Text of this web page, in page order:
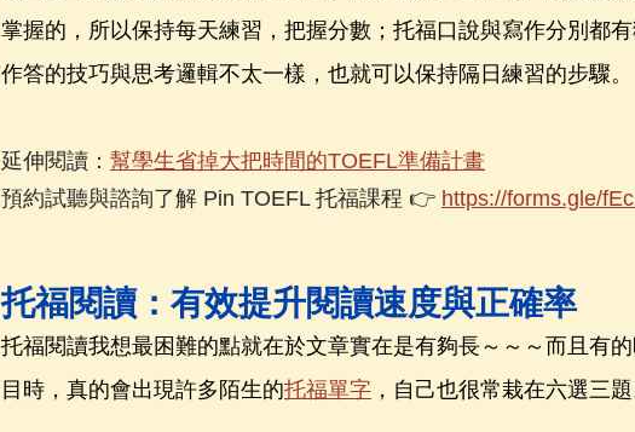
掌握的，所以保持每天練習，把握分數；托福口說與寫作分別都
作答的技巧與思考邏輯不太一樣，也就可以保持隔日練習的步驟。
延伸閱讀： 幫學生省掉大把時間的TOEFL準備計畫
預約試聽與諮詢了解 Pin TOEFL 托福課程 👉 https://forms.gle/
托福閱讀：有效提升閱讀速度與正確率
托福閱讀我想最困難的點就在於文章實在是有夠長～～～而且有
目時，真的會出現許多陌生的托福單字 ，自己也很常栽在六選三題